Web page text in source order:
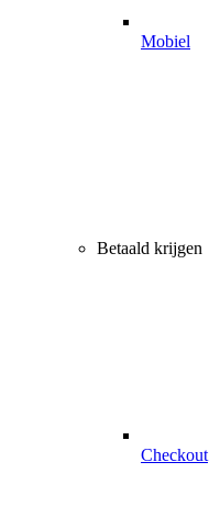
Mobiel
Betaald krijgen
Checkout